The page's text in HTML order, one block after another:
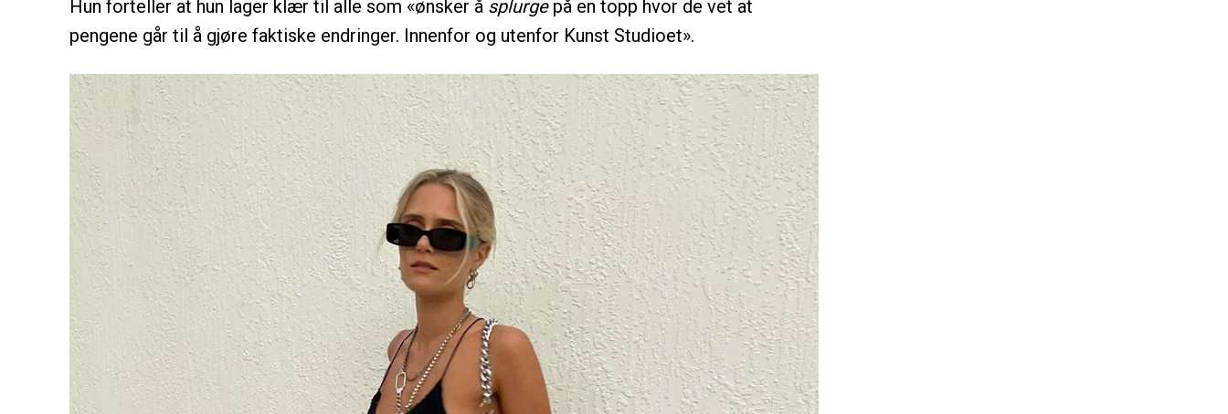
Hun forteller at hun lager klær til alle som «ønsker å splurge på en topp hvor de vet at
pengene går til å gjøre faktiske endringer. Innenfor og utenfor Kunst Studioet».